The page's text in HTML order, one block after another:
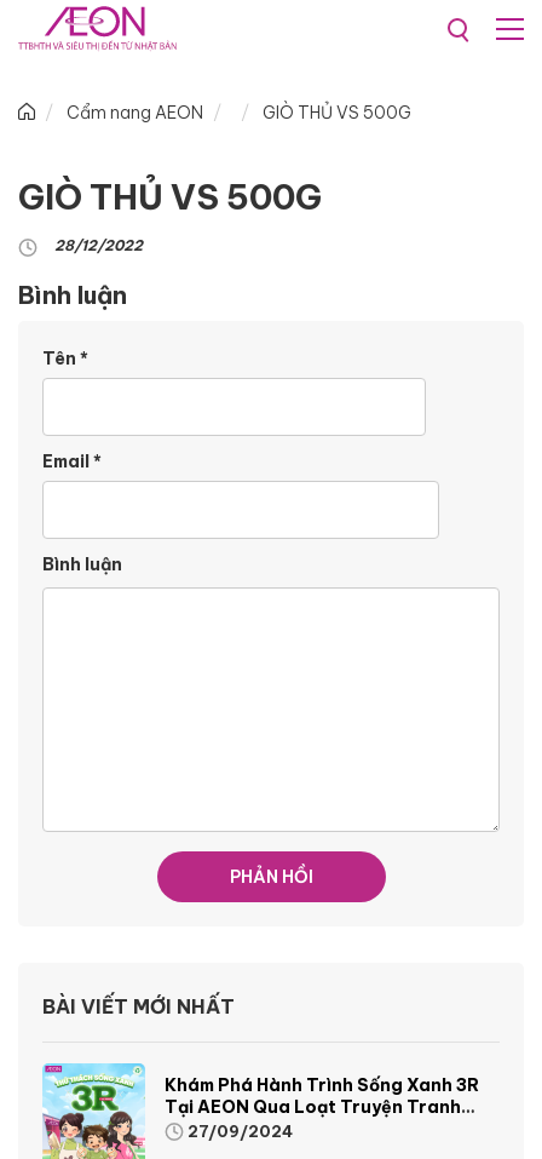
Cẩm nang AEON GIÒ THỦ VS 500G
GIÒ THỦ VS 500G
28/12/2022
Bình luận
Tên *
Email*
Bình luận
BÀI VIẾT MỚI NHẤT
Khám Phá Hành Trình Sống Xanh 3R
Tại AEON Qua Loạt Truyện Tranh
Sinh Động Và Thú Vị
27/09/2024